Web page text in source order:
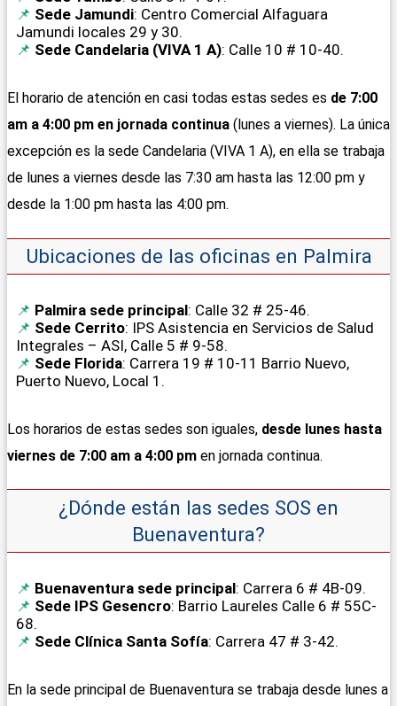
Sede Jamundi: Centro Comercial Alfaguara
Jamundi locales 29 y 30.
Sede Candelaria (VIVA 1 A): Calle 10 # 10-40.
El horario de atención en casi todas estas sedes es de 7:00
am a 4:00 pm en jornada continua (lunes a viernes). La única
excepción es la sede Candelaria (VIVA 1 A), en ella se trabaja
de lunes a viernes desde las 7:30 am hasta las 12:00 pm y
desde la 1:00 pm hasta las 4:00 pm.
Ubicaciones de las oficinas en Palmira
Palmira sede principal: Calle 32 # 25-46.
Sede Cerrito: IPS Asistencia en Servicios de Salud
Integrales – ASI, Calle 5 # 9-58.
Sede Florida: Carrera 19 # 10-11 Barrio Nuevo,
Puerto Nuevo, Local 1.
Los horarios de estas sedes son iguales, desde lunes hasta
viernes de 7:00 am a 4:00 pm en jornada continua.
¿Dónde están las sedes SOS en
Buenaventura?
Buenaventura sede principal: Carrera 6 # 4B-09.
Sede IPS Gesencro: Barrio Laureles Calle 6 # 55C-
68.
Sede Clínica Santa Sofía: Carrera 47 # 3-42.
En la sede principal de Buenaventura se trabaja desde lunes a